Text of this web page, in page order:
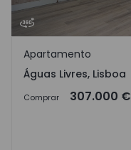
Águas Livres, Lisboa
Apartamento
Águas Livres, Lisboa
Comprar 307.000 €